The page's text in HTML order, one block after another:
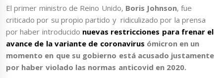
El primer ministro de Reino Unido, Boris Johnson, fue
criticado por su propio partido y ridiculizado por la prensa
por haber introducido nuevas restricciones para frenar el
avance de la variante de coronavirus ómicron en un
momento en que su gobierno está acusado justamente
por haber violado las normas anticovid en 2020.